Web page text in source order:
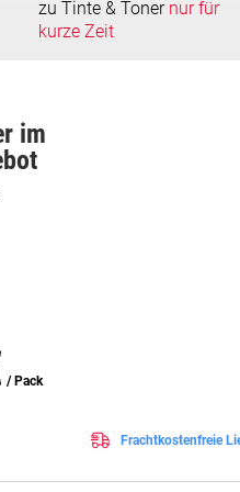
im
/ Pack
zu Tinte & Toner nur für
kurze Zeit
Frachtkostenfreie